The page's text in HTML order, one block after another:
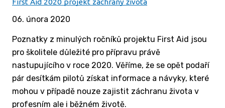
06. února 2020
Poznatky z minulých ročníků projektu First Aid jsou
pro školitele důležité pro přípravu právě
nastupujícího v roce 2020. Věříme, že se opět podaří
pár desítkám pilotů získat informace a návyky, které
mohou v případě nouze zajistit záchranu života v
profesním ale i běžném životě.